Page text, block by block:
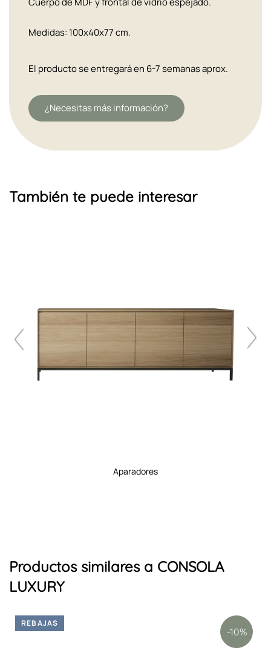
Medidas: 100x40x77 cm.
El producto se entregará en 6-7 semanas aprox.
¿Necesitas más información?
También te puede interesar
Productos similares a CONSOLA
LUXURY
-10%
REBAJAS